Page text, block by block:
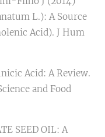
L.): A Source
Acid). J Hum
Acid: A Review.
and Food
SEED OIL: A